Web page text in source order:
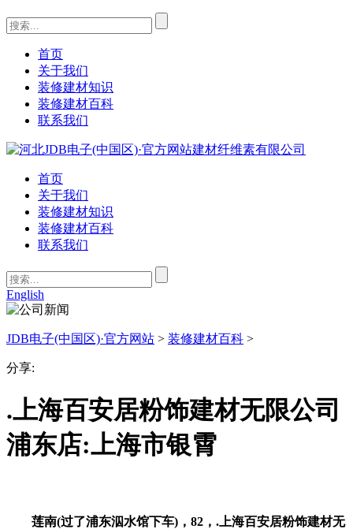
首页
关于我们
装修建材知识
装修建材百科
联系我们
首页
关于我们
装修建材知识
装修建材百科
联系我们
English
JDB电子(中国区)·官方网站 > 装修建材百科 >
分享:
.上海百安居粉饰建材无限公司
浦东店:上海市银霄
莲南(过了浦东泅水馆下车)，82，.上海百安居粉饰建材无